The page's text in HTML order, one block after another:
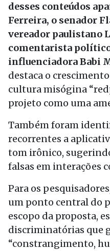
desses conteúdos
Ferreira, o senador
vereador paulistano
comentarista político
influenciadora Babi
destaca o
cultura misógina
projeto como uma
Também foram
recorrentes a
tom irônico,
falsas em interações
Para os
um ponto central do
escopo da proposta,
discriminatórias que
“constrangimento,